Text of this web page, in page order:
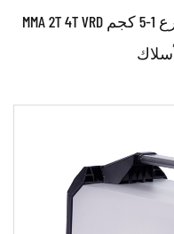
MMA 2T 4T VRD متعددة الوظائف العاكس الغاز درع 1-5 كجم